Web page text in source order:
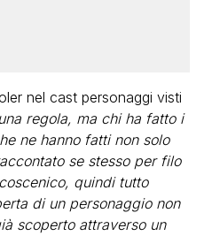
nel cast personaggi visti
regola, ma chi ha fatto i
ne hanno fatti non solo
se stesso per filo
quindi tutto
di un personaggio non
scoperto attraverso un